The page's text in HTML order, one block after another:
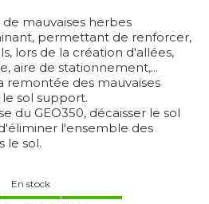
mauvaises herbes
permettant de renforcer,
lors de la création d'allées,
aire de stationnement,...
des mauvaises
sol support.
du GEO350, décaisser le sol
l'ensemble des
le sol.
En stock